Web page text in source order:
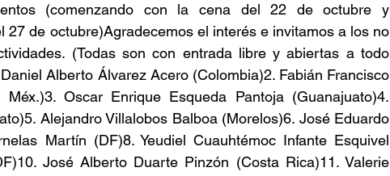
(comenzando con la cena del 22 de octubre y
27 de octubre)Agradecemos el interés e invitamos a los no
(Todas son con entrada libre y abiertas a todo
Alberto Álvarez Acero (Colombia)2. Fabián Francisco
Oscar Enrique Esqueda Pantoja (Guanajuato)4.
Alejandro Villalobos Balboa (Morelos)6. José Eduardo
Martín (DF)8. Yeudiel Cuauhtémoc Infante Esquivel
José Alberto Duarte Pinzón (Costa Rica)11. Valerie